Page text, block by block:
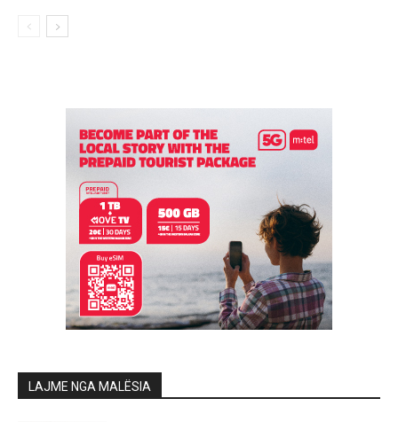
LAJME NGA MALËSIA